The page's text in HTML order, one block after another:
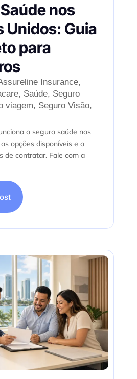
nos
Unidos: Guia
para
Insurance,
, Saúde, Seguro
viagem, Seguro Visão,
o seguro saúde nos
opções disponíveis e o
de contratar. Fale com a